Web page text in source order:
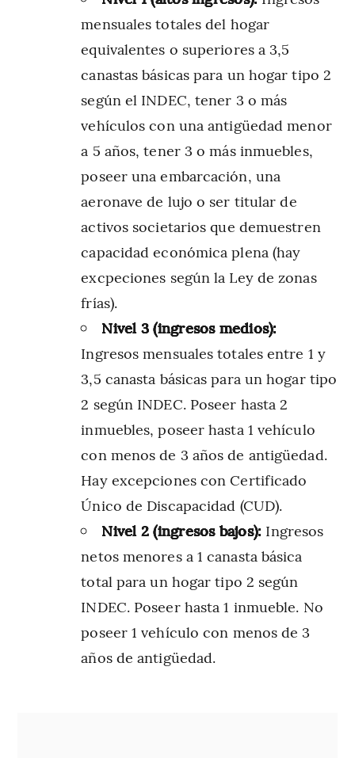
mensuales totales del hogar
equivalentes o superiores a 3,5
canastas básicas para un hogar tipo 2
según el INDEC, tener 3 o más
vehículos con una antigüedad menor
a 5 años, tener 3 o más inmuebles,
poseer una embarcación, una
aeronave de lujo o ser titular de
activos societarios que demuestren
capacidad económica plena (hay
excpeciones según la Ley de zonas
frías).
Nivel 3 (ingresos medios):
Ingresos mensuales totales entre 1 y
3,5 canasta básicas para un hogar tipo
2 según INDEC. Poseer hasta 2
inmuebles, poseer hasta 1 vehículo
con menos de 3 años de antigüedad.
Hay excepciones con Certificado
Único de Discapacidad (CUD).
Nivel 2 (ingresos bajos): Ingresos
netos menores a 1 canasta básica
total para un hogar tipo 2 según
INDEC. Poseer hasta 1 inmueble. No
poseer 1 vehículo con menos de 3
años de antigüedad.